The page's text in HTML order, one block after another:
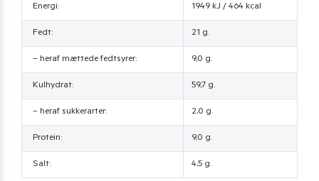
Energi: 1949 kJ / 464 kcal
Fedt: 21 g.
– heraf mættede fedtsyrer: 9,0 g.
Kulhydrat: 59,7 g.
– heraf sukkerarter: 2,0 g.
Protein: 9,0 g.
Salt: 4,5 g.